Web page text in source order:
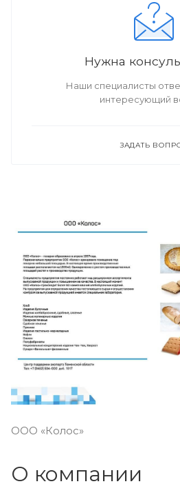
Нужна
Наши специалисты
интересующий
ЗАДАТЬ
ООО «Колос»
О компании